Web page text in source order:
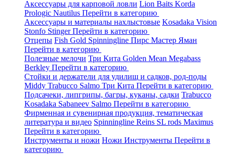
Аксессуары для карповой ловли Lion Baits Korda
Prologic Nautilus Перейти в категорию
Аксессуары и материалы нахлыстовые Kosadaka Vision
Stonfo StingerПерейти в категорию
Отцепы Fish Gold Spinningline Пирс Мастер Яман
Перейти в категорию
Полезные мелочи Три Кита Golden Mean Megabass
Berkley Перейти в категорию
Стойки и держатели для удилищ и садков, род-поды
Middy Trabucco Salmo Три Кита Перейти в категорию
Подсачеки, липгрипы, багры, куканы, садки Trabucco
Kosadaka Sabaneev Salmo Перейти в категорию
Фирменная и сувенирная продукция, тематическая
литература и видео Spinningline Reins SL rods Maximus
Перейти в категорию
Инструменты и ножи Ножи Инструменты Перейти в
категорию